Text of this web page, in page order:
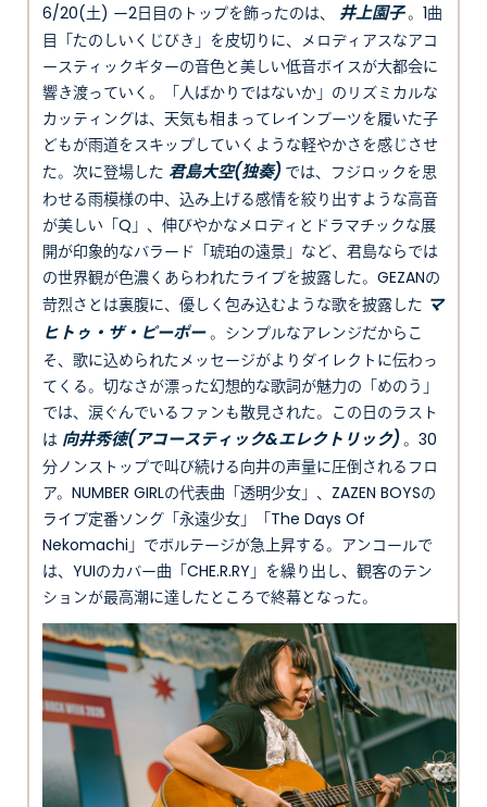
6/20(土) ー2日目のトップを飾ったのは、 井上園子。1曲
目「たのしいくじびき」を皮切りに、メロディアスなアコ
ースティックギターの音色と美しい低音ボイスが大都会に
響き渡っていく。「人ばかりではないか」のリズミカルな
カッティングは、天気も相まってレインブーツを履いた子
どもが雨道をスキップしていくような軽やかさを感じさせ
た。次に登場した 君島⼤空(独奏)では、フジロックを思
わせる雨模様の中、込み上げる感情を絞り出すような高音
が美しい「Q」、伸びやかなメロディとドラマチックな展
開が印象的なバラード「琥珀の遠景」など、君島ならでは
の世界観が色濃くあらわれたライブを披露した。GEZANの
苛烈さとは裏腹に、優しく包み込むような歌を披露した マ
ヒトゥ・ザ・ピーポー。シンプルなアレンジだからこ
そ、歌に込められたメッセージがよりダイレクトに伝わっ
てくる。切なさが漂った幻想的な歌詞が魅力の「めのう」
では、涙ぐんでいるファンも散見された。この日のラスト
は 向井秀徳(アコースティック&エレクトリック)。30
分ノンストップで叫び続ける向井の声量に圧倒されるフロ
ア。NUMBER GIRLの代表曲「透明少女」、ZAZEN BOYSの
ライブ定番ソング「永遠少女」「The Days Of
Nekomachi」でボルテージが急上昇する。アンコールで
は、YUIのカバー曲「CHE.R.RY」を繰り出し、観客のテン
ションが最高潮に達したところで終幕となった。